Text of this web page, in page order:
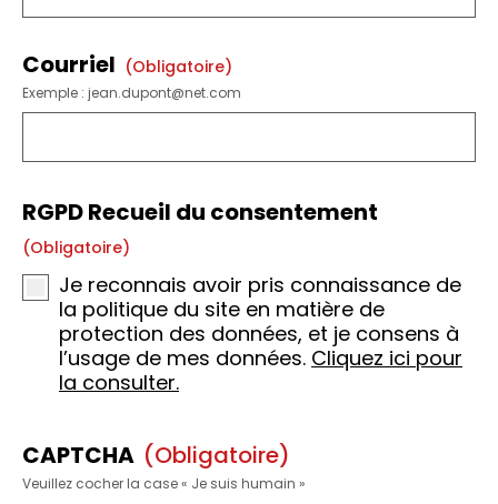
Courriel (obligatoire)
Exemple : jean.dupont@net.com
RGPD Recueil du consentement
(obligatoire)
Je reconnais avoir pris connaissance de
la politique du site en matière de
protection des données, et je consens à
l’usage de mes données. Cliquez ici pour
la consulter.
CAPTCHA (obligatoire)
Veuillez cocher la case « Je suis humain »